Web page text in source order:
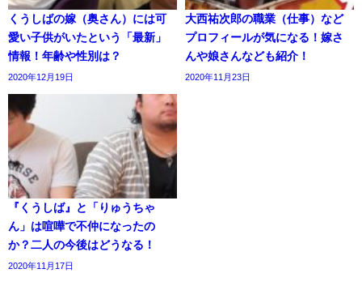
くうしばの嫁（奥さん）には可
愛い子供がいたという「最新」
情報！年齢や性別は？
2020年12月19日
大西祐次郎の職業（仕事）など
プロフィールが気になる！嫁さ
んや娘さんなども紹介！
2020年11月23日
『くうしば』と「りゅうちゃ
ん」は喧嘩で不仲になったの
か？二人の今後はどうなる！
2020年11月17日